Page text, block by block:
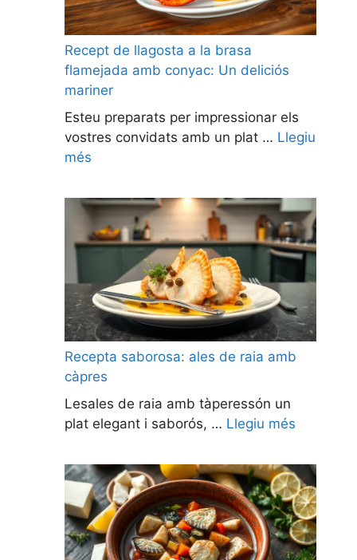
Recept de llagosta a la brasa
flamejada amb conyac: Un deliciós
mariner
Esteu preparats per impressionar els
vostres convidats amb un plat … Llegiu
més
Recepta saborosa: ales de raia amb
càpres
Lesales de raia amb tàperessón un
plat elegant i saborós, … Llegiu més